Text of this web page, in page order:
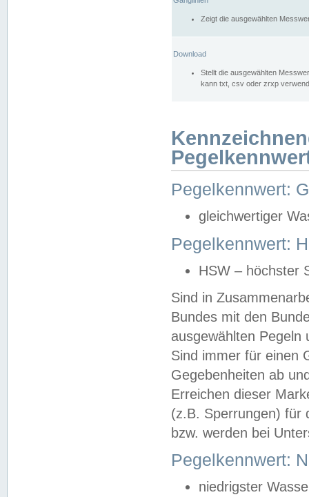
Zeigt die ausgewählten
Download
Stellt die ausgewählten
kann txt, csv oder zrxp
Pegelkennwert:
gleichwertiger
Pegelkennwert:
HSW – höchster
Sind in
Bundes mit den
ausgewählten
Sind immer für einen
Gegebenheiten ab
Erreichen dieser
(z.B. Sperrungen) für
bzw. werden bei
Pegelkennwert:
niedrigster